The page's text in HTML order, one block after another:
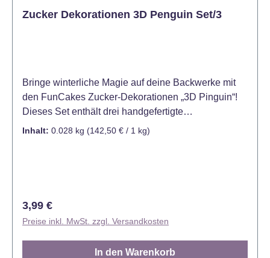
Zucker Dekorationen 3D Penguin Set/3
Bringe winterliche Magie auf deine Backwerke mit
den FunCakes Zucker-Dekorationen „3D Pinguin“!
Dieses Set enthält drei handgefertigte
Pinguinfiguren aus essbarem Zucker, die perfekt für
vor Sonnenlicht und Gerüchen schützen) Größe: Die
detailreichen Figuren sind ca. 4 cm groß und ein
echter Blickfang. Inhalt: 3 Stück
Inhalt: 0.028 kg (142,50 € / 1 kg)
Regulärer Preis:
3,99 €
Preise inkl. MwSt. zzgl. Versandkosten
In den Warenkorb